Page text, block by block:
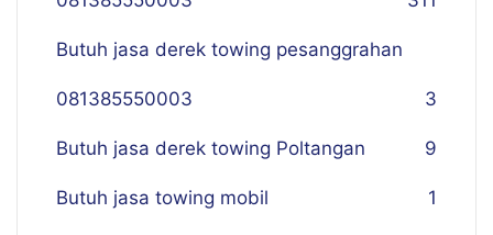
Butuh jasa derek towing pesanggrahan
081385550003 3
Butuh jasa derek towing Poltangan 9
Butuh jasa towing mobil 1